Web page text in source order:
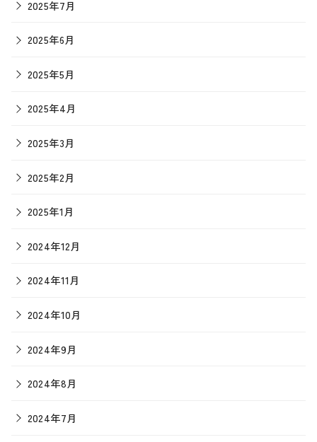
2025年7月
2025年6月
2025年5月
2025年4月
2025年3月
2025年2月
2025年1月
2024年12月
2024年11月
2024年10月
2024年9月
2024年8月
2024年7月